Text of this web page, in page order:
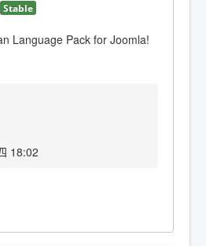
Stable
Language Pack for Joomla!
18:02